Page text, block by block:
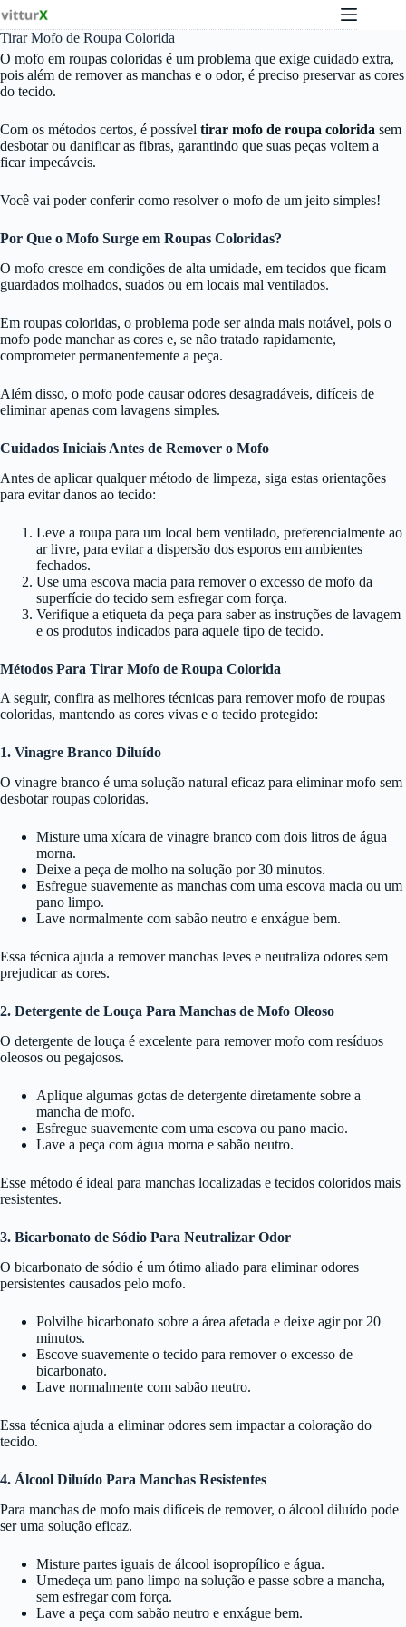
Pular
para
o
conteúdo
Tirar Mofo de Roupa Colorida
O mofo em roupas coloridas é um problema que exige cuidado extra,
pois além de remover as manchas e o odor, é preciso preservar as cores
do tecido.
Com os métodos certos, é possível tirar mofo de roupa colorida sem
desbotar ou danificar as fibras, garantindo que suas peças voltem a
ficar impecáveis.
Você vai poder conferir como resolver o mofo de um jeito simples!
Por Que o Mofo Surge em Roupas Coloridas?
O mofo cresce em condições de alta umidade, em tecidos que ficam
guardados molhados, suados ou em locais mal ventilados.
Em roupas coloridas, o problema pode ser ainda mais notável, pois o
mofo pode manchar as cores e, se não tratado rapidamente,
comprometer permanentemente a peça.
Além disso, o mofo pode causar odores desagradáveis, difíceis de
eliminar apenas com lavagens simples.
Cuidados Iniciais Antes de Remover o Mofo
Antes de aplicar qualquer método de limpeza, siga estas orientações
para evitar danos ao tecido:
Leve a roupa para um local bem ventilado, preferencialmente ao
ar livre, para evitar a dispersão dos esporos em ambientes
fechados.
Use uma escova macia para remover o excesso de mofo da
superfície do tecido sem esfregar com força.
Verifique a etiqueta da peça para saber as instruções de lavagem
e os produtos indicados para aquele tipo de tecido.
Métodos Para Tirar Mofo de Roupa Colorida
A seguir, confira as melhores técnicas para remover mofo de roupas
coloridas, mantendo as cores vivas e o tecido protegido:
1. Vinagre Branco Diluído
O vinagre branco é uma solução natural eficaz para eliminar mofo sem
desbotar roupas coloridas.
Misture uma xícara de vinagre branco com dois litros de água
morna.
Deixe a peça de molho na solução por 30 minutos.
Esfregue suavemente as manchas com uma escova macia ou um
pano limpo.
Lave normalmente com sabão neutro e enxágue bem.
Essa técnica ajuda a remover manchas leves e neutraliza odores sem
prejudicar as cores.
2. Detergente de Louça Para Manchas de Mofo Oleoso
O detergente de louça é excelente para remover mofo com resíduos
oleosos ou pegajosos.
Aplique algumas gotas de detergente diretamente sobre a
mancha de mofo.
Esfregue suavemente com uma escova ou pano macio.
Lave a peça com água morna e sabão neutro.
Esse método é ideal para manchas localizadas e tecidos coloridos mais
resistentes.
3. Bicarbonato de Sódio Para Neutralizar Odor
O bicarbonato de sódio é um ótimo aliado para eliminar odores
persistentes causados pelo mofo.
Polvilhe bicarbonato sobre a área afetada e deixe agir por 20
minutos.
Escove suavemente o tecido para remover o excesso de
bicarbonato.
Lave normalmente com sabão neutro.
Essa técnica ajuda a eliminar odores sem impactar a coloração do
tecido.
4. Álcool Diluído Para Manchas Resistentes
Para manchas de mofo mais difíceis de remover, o álcool diluído pode
ser uma solução eficaz.
Misture partes iguais de álcool isopropílico e água.
Umedeça um pano limpo na solução e passe sobre a mancha,
sem esfregar com força.
Lave a peça com sabão neutro e enxágue bem.